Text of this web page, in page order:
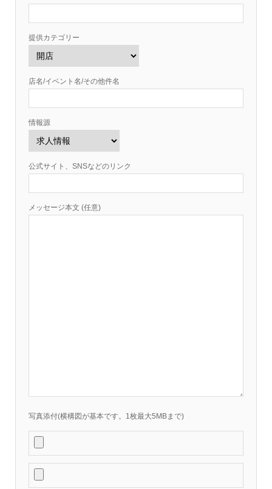
提供カテゴリー
店名/イベント名/その他件名
情報源
公式サイト、SNSなどのリンク
メッセージ本文 (任意)
写真添付(横構図が基本です。1枚最大5MBまで)